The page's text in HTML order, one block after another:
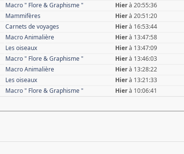
Macro " Flore & Graphisme " Hierà 20:55:36
Mammifères Hierà 20:51:20
Carnets de voyages Hierà 16:53:44
Macro Animalière Hierà 13:47:58
Les oiseaux Hierà 13:47:09
Macro " Flore & Graphisme " Hierà 13:46:03
Macro Animalière Hierà 13:28:22
Les oiseaux Hierà 13:21:33
Macro " Flore & Graphisme " Hierà 10:06:41